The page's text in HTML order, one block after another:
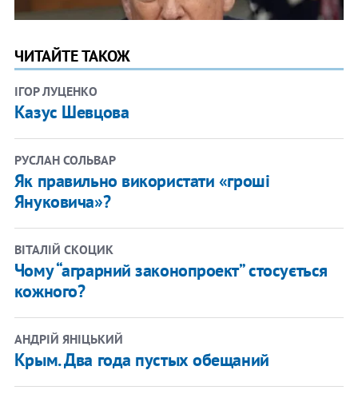
ЧИТАЙТЕ ТАКОЖ
ІГОР ЛУЦЕНКО
Казус Шевцова
РУСЛАН СОЛЬВАР
Як правильно використати «гроші
Януковича»?
ВІТАЛІЙ СКОЦИК
Чому “аграрний законопроект” стосується
кожного?
АНДРІЙ ЯНІЦЬКИЙ
Крым. Два года пустых обещаний